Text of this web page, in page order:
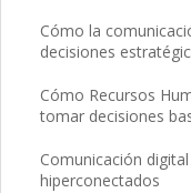
Cómo la
decisiones
Cómo Recursos
tomar decisiones
Comunicación
hiperconectados